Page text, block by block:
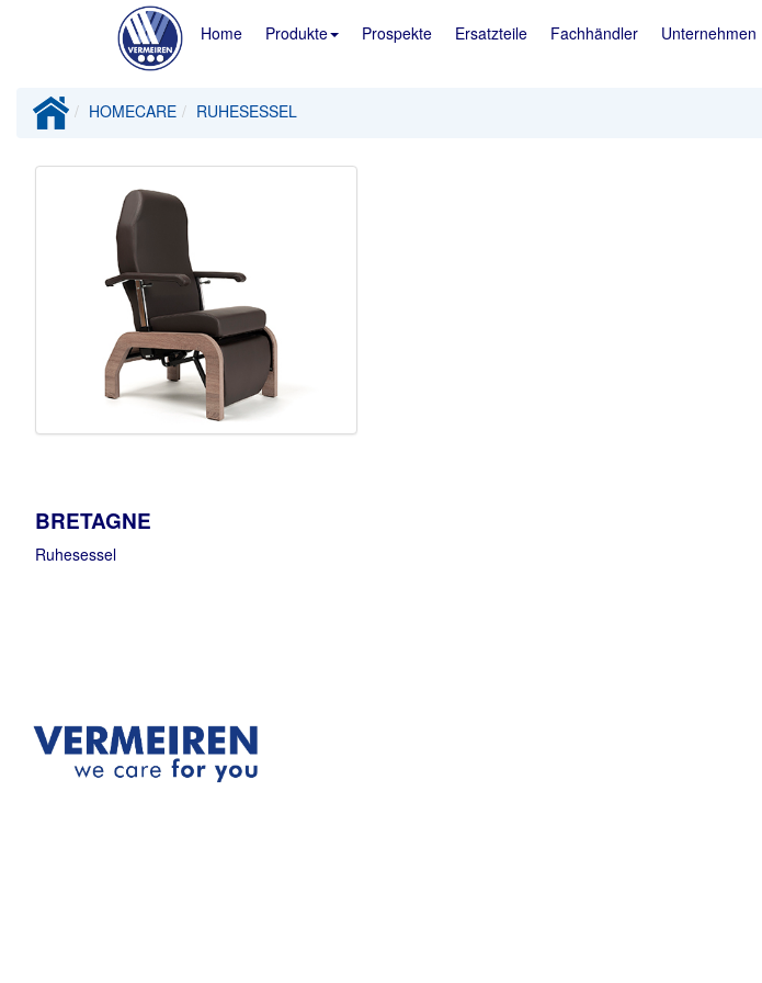
Home Produkte Prospekte Ersatzteile Fachhändler Unternehmen
HOMECARE RUHESESSEL
BRETAGNE
Ruhesessel